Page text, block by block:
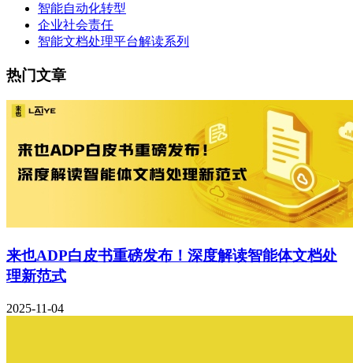
智能自动化转型
企业社会责任
智能文档处理平台解读系列
热门文章
来也ADP白皮书重磅发布！深度解读智能体文档处
理新范式
2025-11-04